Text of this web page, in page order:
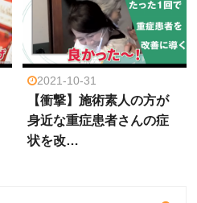
2021-10-31
【衝撃】施術素人の方が
身近な重症患者さんの症
状を改…